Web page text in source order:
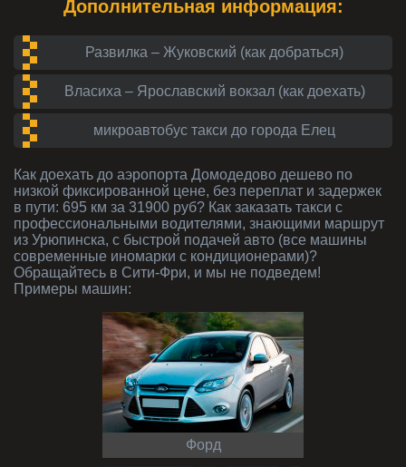
Дополнительная информация:
Развилка – Жуковский (как добраться)
Власиха – Ярославский вокзал (как доехать)
микроавтобус такси до города Елец
Как доехать до аэропорта Домодедово дешево по
низкой фиксированной цене, без переплат и задержек
в пути: 695 км за 31900 руб? Как заказать такси с
профессиональными водителями, знающими маршрут
из Урюпинска, с быстрой подачей авто (все машины
современные иномарки с кондиционерами)?
Обращайтесь в Сити-Фри, и мы не подведем!
Примеры машин:
Форд